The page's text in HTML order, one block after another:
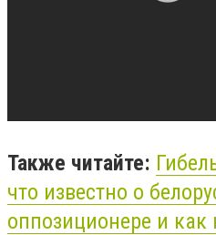
Также читайте:
что известно о
оппозиционере и